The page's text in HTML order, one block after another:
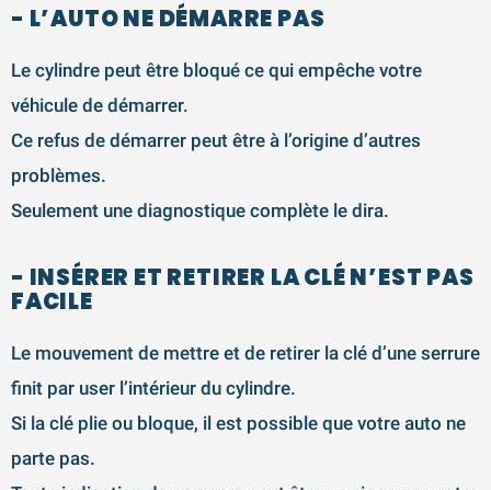
- L’AUTO NE DÉMARRE PAS
Le cylindre peut être bloqué ce qui empêche votre
véhicule de démarrer.
Ce refus de démarrer peut être à l’origine d’autres
problèmes.
Seulement une diagnostique complète le dira.
- INSÉRER ET RETIRER LA CLÉ N’EST PAS
FACILE
Le mouvement de mettre et de retirer la clé d’une serrure
finit par user l’intérieur du cylindre.
Si la clé plie ou bloque, il est possible que votre auto ne
parte pas.